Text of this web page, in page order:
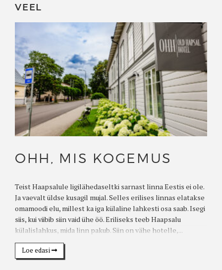
VEEL
OHH, MIS KOGEMUS
Teist Haapsalule ligilähedaseltki sarnast linna Eestis ei ole.
Ja vaevalt üldse kusagil mujal. Selles erilises linnas elatakse
omamoodi elu, millest ka iga külaline lahkesti osa saab. Isegi
siis, kui viibib siin vaid ühe öö. Eriliseks teeb Haapsalu
külalislahkus, mida linn pakub. Siin on vähe hotelle,...
Loe edasi